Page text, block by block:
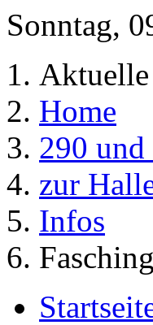
Sonntag,
Aktuelle
Home
290 und
zur
Infos